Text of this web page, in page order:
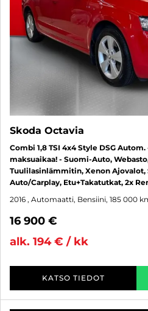
Skoda Octavia
Combi 1,8 TSI 4x4 Style DSG
maksuaikaa! - Suomi-Auto,
Tuulilasinlämmitin, Xenon
Auto/Carplay, Etu+Takatutkat, 2x
2016 , Automaatti, Bensiini, 185 000
16 900 €
alk. 194 € / kk
KATSO TIEDOT